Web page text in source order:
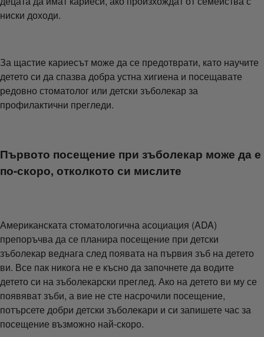
ниски доходи.
За щастие кариесът може да се предотврати, като научите
детето си да спазва добра устна хигиена и посещавате
редовно стоматолог или детски зъболекар за
профилактични прегледи.
Първото посещение при зъболекар може да е
по-скоро, отколкото си мислите
Американската стоматологична асоциация (ADA)
препоръчва да се планира посещение при детски
зъболекар веднага след появата на първия зъб на детето
ви. Все пак никога не е късно да започнете да водите
детето си на зъболекарски преглед. Ако на детето ви му се
появяват зъби, а вие не сте насрочили посещение,
потърсете добри детски зъболекари и си запишете час за
посещение възможно най-скоро.